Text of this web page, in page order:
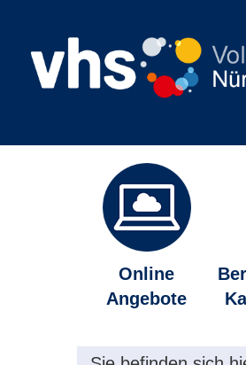
Online
Angebote